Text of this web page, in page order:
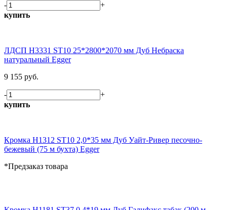
-
+
купить
ЛДСП H3331 ST10 25*2800*2070 мм Дуб Небраска
натуральный Egger
9 155 руб.
-
+
купить
Кромка H1312 ST10 2,0*35 мм Дуб Уайт-Ривер песочно-
бежевый (75 м бухта) Egger
*Предзаказ товара